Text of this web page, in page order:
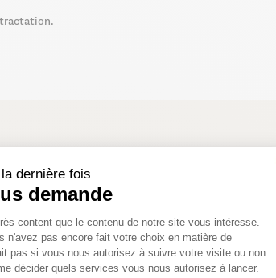
dernière fois
demande
de Gestion du
content que le contenu de notre site vous intéresse.
n'avez pas encore fait votre choix en matière de
pas si vous nous autorisez à suivre votre visite ou non.
décider quels services vous nous autorisez à lancer.
PROMO